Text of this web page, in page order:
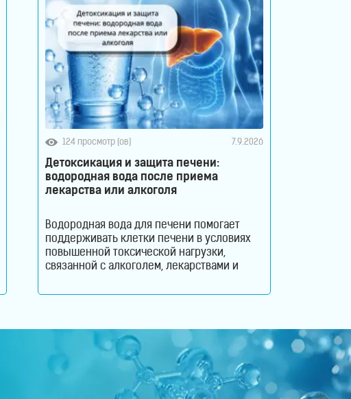
124 просмотр (ов) 7.9.2026
Детоксикация и защита печени:
водородная вода после приема
лекарства или алкоголя
Водородная вода для печени помогает
поддерживать клетки печени в условиях
повышенной токсической нагрузки,
связанной с алкоголем, лекарствами и
как молекулярный водород способствует
выполняет огромный объем работы,
оставаясь при этом практически
незаметной для человека. Этот орган
участвует в обмене веществ, помогает
переваривать пищу, синтезирует